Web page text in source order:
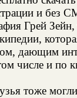
и без
Грeй
дающим
числе и по
тоже